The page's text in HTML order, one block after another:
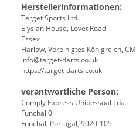
Herstellerinformationen:
Target Sports Ltd.
Elysian House, Lovet Road
Essex
Harlow, Vereinigtes Königreich,
info@target-darts.co.uk
https://target-darts.co.uk
verantwortliche Person:
Comply Express Unipessoal Lda
Funchal 0
Funchal, Portugal, 9020-105